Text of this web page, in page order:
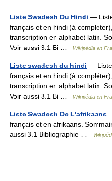
Liste Swadesh Du Hindi —
français et en hindi (à
transcription en alphabet latin.
Voir aussi 3.1 Bi …
Wikipédia en
Liste swadesh du hindi — Liste
français et en hindi (à
transcription en alphabet latin.
Voir aussi 3.1 Bi …
Wikipédia en
Liste Swadesh De L'afrikaans
français et en afrikaans.
aussi 3.1 Bibliographie …